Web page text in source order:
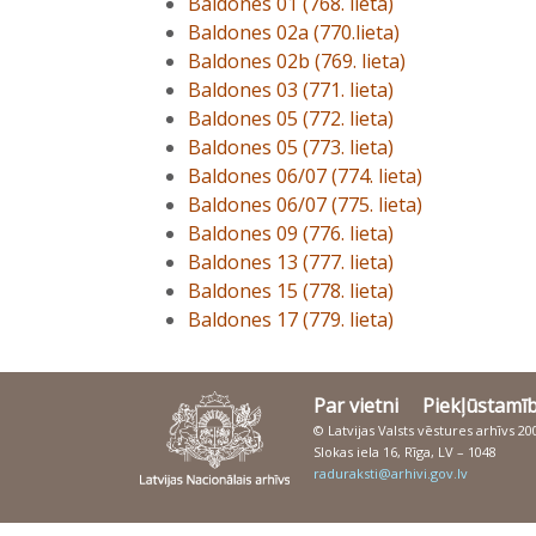
Baldones 02a (770.lieta)
Baldones 02b (769. lieta)
Baldones 03 (771. lieta)
Baldones 05 (772. lieta)
Baldones 05 (773. lieta)
Baldones 06/07 (774. lieta)
Baldones 06/07 (775. lieta)
Baldones 09 (776. lieta)
Baldones 13 (777. lieta)
Baldones 15 (778. lieta)
Baldones 17 (779. lieta)
Par vietni
© Latvijas Valsts vēstures arhīvs
Slokas iela 16, Rīga, LV – 1048
raduraksti@arhivi.gov.lv